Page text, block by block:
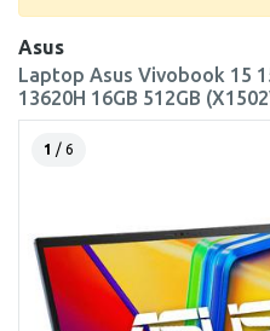
Asus
Laptop Asus Vivobook 15
13620H 16GB 512GB
1 / 6